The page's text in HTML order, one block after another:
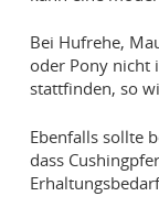
Bei Hufrehe,
oder Pony nicht
stattfinden, so
Ebenfalls sollte
dass